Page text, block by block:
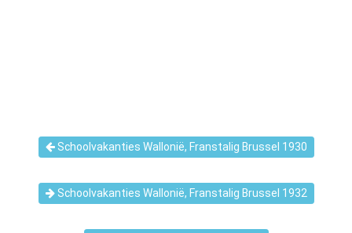
Schoolvakanties Wallonië, Franstalig Brussel 1930
Schoolvakanties Wallonië, Franstalig Brussel 1932